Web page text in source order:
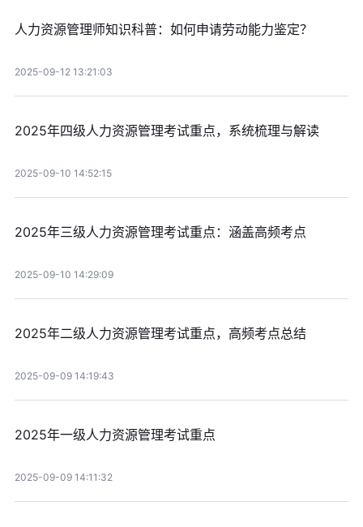
人力资源管理师知识科普：如何申请劳动能力鉴定？
2025-09-12 13:21:03
2025年四级人力资源管理考试重点，系统梳理与解读
2025-09-10 14:52:15
2025年三级人力资源管理考试重点：涵盖高频考点
2025-09-10 14:29:09
2025年二级人力资源管理考试重点，高频考点总结
2025-09-09 14:19:43
2025年一级人力资源管理考试重点
2025-09-09 14:11:32